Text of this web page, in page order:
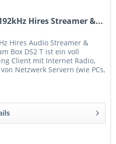
Hires Streamer &...
Hires Audio Streamer &
Box DS2 T ist ein voll
Client mit Internet Radio,
Netzwerk Servern (wie PCs,